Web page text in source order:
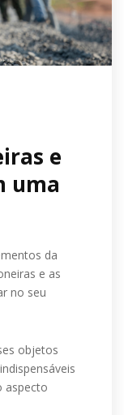
e
uma
da
e as
no seu
objetos
aspecto